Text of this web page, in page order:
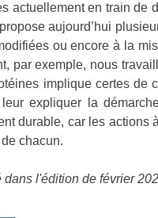
actuellement en train de
aujourd’hui
ou encore à la
par exemple, nous
implique certes de
expliquer la
durable, car les actions
chacun.
dans l'édition de février